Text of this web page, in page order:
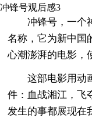
冲锋号观后感3
冲锋号，一个
名称，它为新中国
心潮澎湃的电影，
这部电影用动
件：血战湘江，
发生的事都展现在